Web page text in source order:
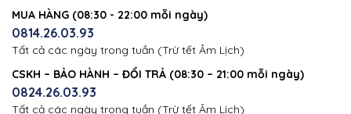
MUA HÀNG (08:30 - 22:00 mỗi ngày)
0814.26.03.93
Tất cả các ngày trong tuần (Trừ tết Âm Lịch)
CSKH – BẢO HÀNH – ĐỔI TRẢ (08:30 – 21:00 mỗi ngày)
0824.26.03.93
Tất cả các ngày trong tuần (Trừ tết Âm Lịch)